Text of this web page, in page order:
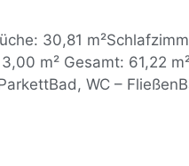
30,81
m² Gesamt: 61,22
WC –